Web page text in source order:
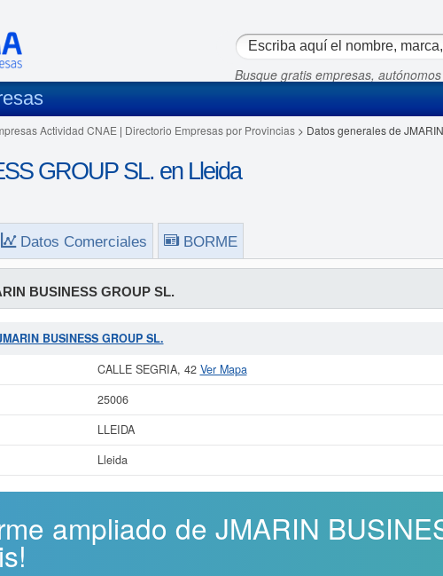
Busque gratis empresas,
Actividad CNAE | Directorio Empresas por Provincias> Datos generales de
GROUP SL. en Lleida
Datos Comerciales BORME
BUSINESS GROUP SL.
BUSINESS GROUP SL.
CALLE SEGRIA, 42 Ver Mapa
25006
LLEIDA
Lleida
ampliado de JMARIN